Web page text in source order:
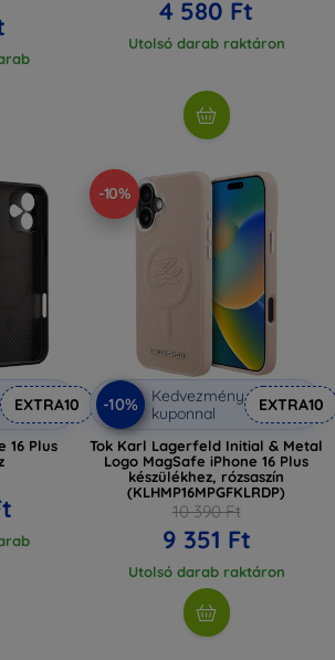
4 580 Ft
Utolsó darab raktáron
EXTRA10
16 Plus
-10%
-10%
Kedvezmény
kuponnal
EXTRA10
Tok Karl Lagerfeld Initial & Metal
Logo MagSafe iPhone 16 Plus
készülékhez, rózsaszín
(KLHMP16MPGFKLRDP)
10 390 Ft
9 351 Ft
Utolsó darab raktáron